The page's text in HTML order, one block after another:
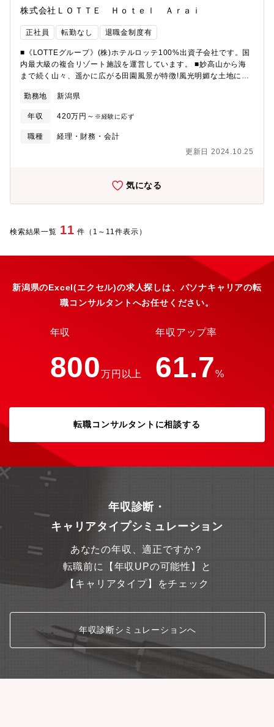
より「変形労働時間制」での勤務となる場合がございます。
株式会社ＬＯＴＴＥ Ｈｏｔｅｌ Ａｒａｉ
正社員 転勤なし 退職金制度有
■《LOTTEグループ》(株)ホテルロッテ100%出資子会社です。国
内最大級の複合リゾート施設を運営しています。 ■妙高山から海
まで続く山々、遥かに広がる田園風景が特徴!風光明媚な土地に立
から多数の観光客がお越しになる同社「ロッテアライリゾート」
の財務企画部 経理課でのお仕事をお任せいたします。経理課に
て3名で仕事を行っております。まず入社後は社内一般の基本的な
業務やシステム操作をお伝えいたします。その後同社における経
月次・四半期・年次決算から会計監査対応や税務申告対応をお願
勤務地 新潟県
年収 420万円～ ※経験に応ず
職種
経理・財務・会計
更新日 2024.10.25
気になる
検索結果一覧 11 件（1～11件表示）
新潟県のExcel(エクセル)の求人探しは、パソナキャリアの転
職コンサルタントへお任せください。
年収
800万円以上
年収アップ率
61.7%
転職コンサルタントに相談する
年収診断・
キャリアタイプシミュレーション
あなたの年収、適正ですか？
転職前に【年収UPの可能性】と
【キャリアタイプ】をチェック
年収診断シミュレーションへ